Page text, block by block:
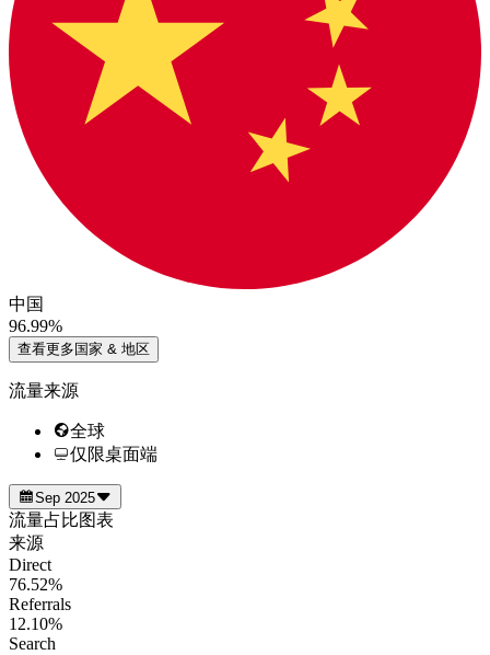
中国
96.99%
查看更多国家 & 地区
流量来源
全球
仅限桌面端
Sep 2025
流量占比图表
来源
Direct
76.52%
Referrals
12.10%
Search